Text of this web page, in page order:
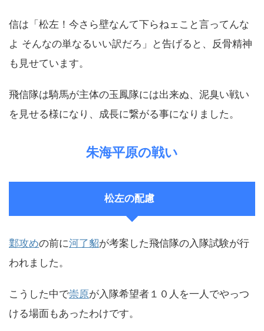
信は「松左！今さら壁なんて下らねェこと言ってんな
よ そんなの単なるいい訳だろ」と告げると、反骨精神
も見せています。
飛信隊は騎馬が主体の玉鳳隊には出来ぬ、泥臭い戦い
を見せる様になり、成長に繋がる事になりました。
朱海平原の戦い
松左の配慮
鄴攻めの前に河了貂が考案した飛信隊の入隊試験が行
われました。
こうした中で崇原が入隊希望者１０人を一人でやっつ
ける場面もあったわけです。